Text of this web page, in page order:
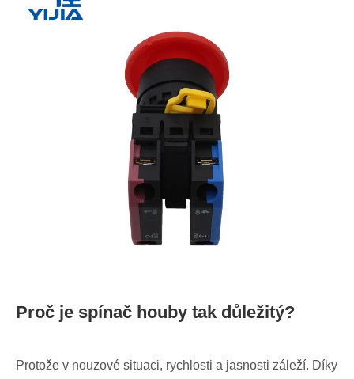
Proč je spínač houby tak důležitý?
Protože v nouzové situaci, rychlosti a jasnosti záleží. Díky